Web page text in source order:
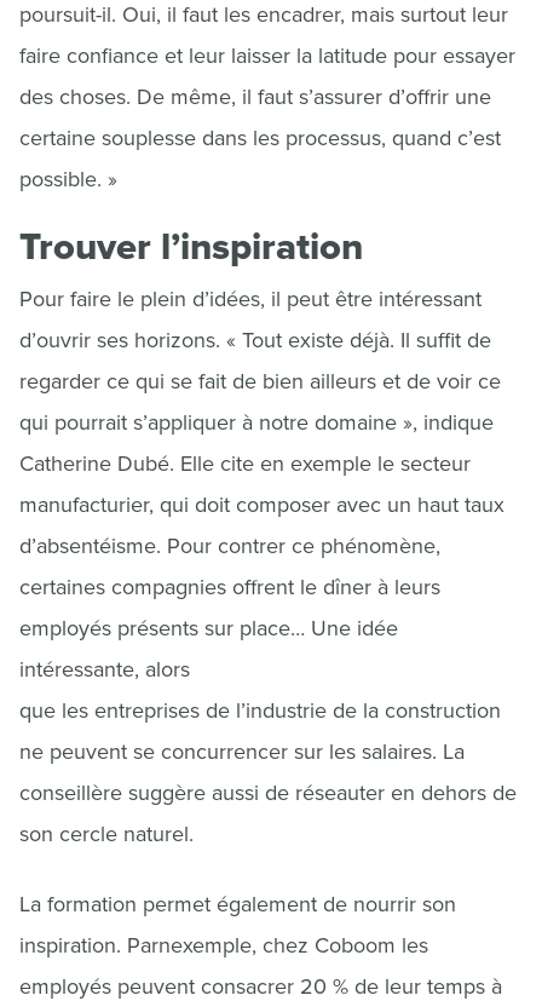
poursuit-il. Oui, il faut les encadrer, mais surtout leur
faire confiance et leur laisser la latitude pour essayer
des choses. De même, il faut s’assurer d’offrir une
certaine souplesse dans les processus, quand c’est
possible. »
Trouver l’inspiration
Pour faire le plein d’idées, il peut être intéressant
d’ouvrir ses horizons. « Tout existe déjà. Il suffit de
regarder ce qui se fait de bien ailleurs et de voir ce
qui pourrait s’appliquer à notre domaine », indique
Catherine Dubé. Elle cite en exemple le secteur
manufacturier, qui doit composer avec un haut taux
d’absentéisme. Pour contrer ce phénomène,
certaines compagnies offrent le dîner à leurs
employés présents sur place… Une idée
intéressante, alors
que les entreprises de l’industrie de la construction
ne peuvent se concurrencer sur les salaires. La
conseillère suggère aussi de réseauter en dehors de
son cercle naturel.
La formation permet également de nourrir son
inspiration. Parnexemple, chez Coboom les
employés peuvent consacrer 20 % de leur temps à